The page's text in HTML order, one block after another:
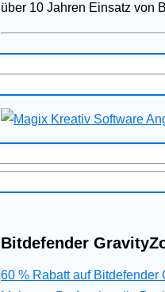
über 10 Jahren Einsatz von
Bitdefender
60 % Rabatt auf